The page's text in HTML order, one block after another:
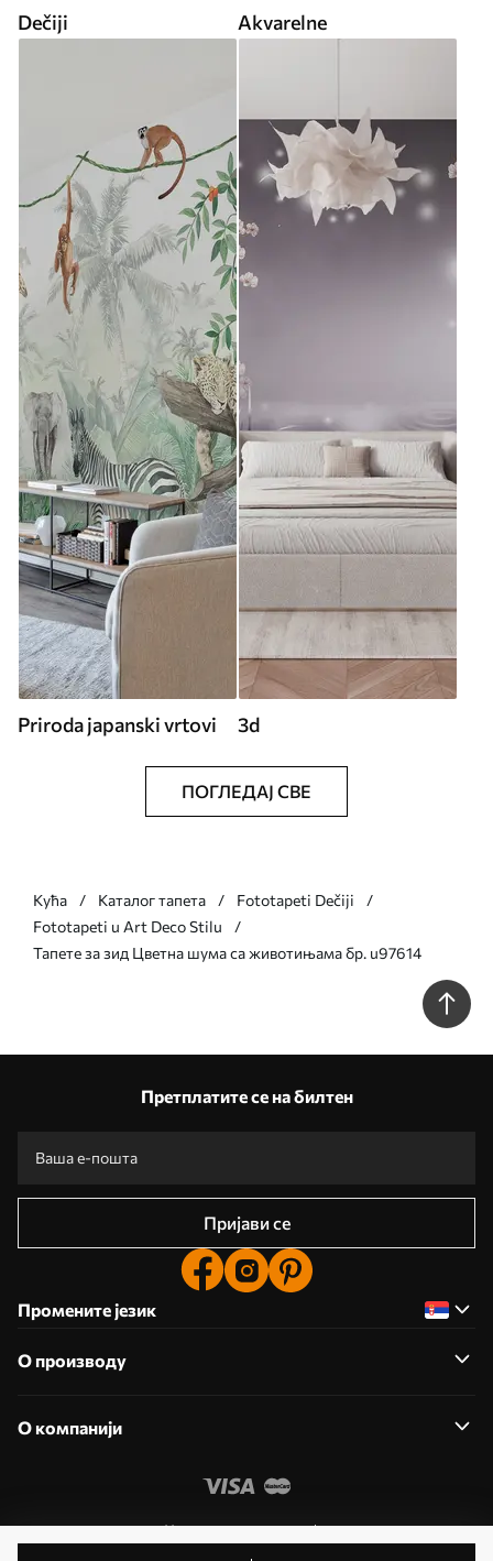
Dečiji Akvarelne
Priroda japanski vrtovi 3d
ПОГЛЕДАЈ СВЕ
Кућа Каталог тапета
Fototapeti Dečiji
Fototapeti u Art Deco Stilu
Тапете за зид Цветна шума са животињама бр. u97614
Претплатите се на билтен
Пријави се
Промените језик
О производу
О компанији
Уредите дозволе колачића
© 2011- 2026 Uwalls . Сва права задржана. Управља KLW